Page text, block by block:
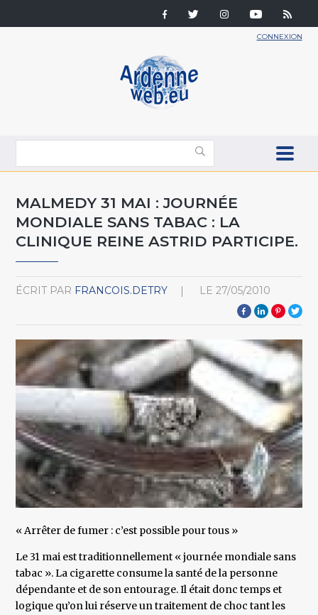
CONNEXION
MALMEDY 31 MAI : JOURNÉE
MONDIALE SANS TABAC : LA
CLINIQUE REINE ASTRID PARTICIPE.
ÉCRIT PAR FRANCOIS.DETRY LE 27/05/2010
« Arrêter de fumer : c’est possible pour tous »
Le 31 mai est traditionnellement « journée mondiale sans
tabac ». La cigarette consume la santé de la personne
dépendante et de son entourage. Il était donc temps et
logique qu’on lui réserve un traitement de choc tant les